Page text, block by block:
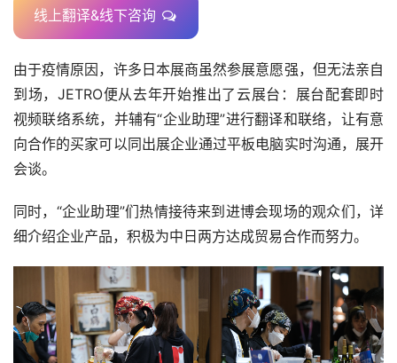
线上翻译&线下咨询
由于疫情原因，许多日本展商虽然参展意愿强，但无法亲自
到场，JETRO便从去年开始推出了云展台：展台配套即时
视频联络系统，并辅有“企业助理”进行翻译和联络，让有意
向合作的买家可以同出展企业通过平板电脑实时沟通，展开
会谈。
同时，“企业助理”们热情接待来到进博会现场的观众们，详
细介绍企业产品，积极为中日两方达成贸易合作而努力。